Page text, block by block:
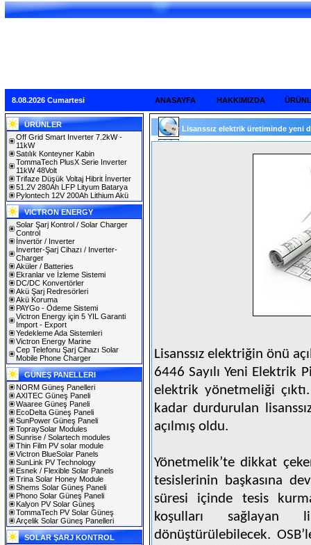
8.08.2026 Cumartesi ANASAYFA HAKKIMIZDA
ÜRÜNLER
Off Grid Smart Inverter 7.2kW -
11kW
Satılık Konteyner Kabin
TommaTech PlusX Serie Inverter
11kW 48Volt
Trifaze Düşük Voltaj Hibrit İnverter
51.2V 280Ah LFP Lityum Batarya
Pylontech 12V 200Ah Lithium Akü
VICTRON ENERGY
Solar Şarj Kontrol / Solar Charger
Control
İnvertör / Inverter
İnverter-Şarj Cihazı / Inverter-
Charger
Aküler / Batteries
Ekranlar ve İzleme Sistemi
DC/DC Konvertörler
Akü Şarj Redresörleri
Akü Koruma
PAYGo - Ödeme Sistemi
Victron Energy için 5 YIL Garanti
Import - Export
Yedekleme Ada Sistemleri
Victron Energy Marine
Cep Telefonu Şarj Cihazı Solar
Mobile Phone Charger
GÜNEŞ PANELLERI
NORM Güneş Panelleri
AXITEC Güneş Paneli
Waaree Güneş Paneli
EcoDelta Güneş Paneli
SunPower Güneş Paneli
TopraySolar Modules
Sunrise / Solartech modules
Thin Film PV solar module
Victron BlueSolar Panels
SunLink PV Technology
Esnek / Flexible Solar Panels
Trina Solar Honey Module
Shems Solar Güneş Paneli
Phono Solar Güneş Paneli
Kalyon PV Solar Güneş
TommaTech PV Solar Güneş
Arçelik Solar Güneş Panelleri
SOLAR ŞARJ KONTROL
Lisanssız elektrik üretiminde yeni
Lisanssız elektriğin önü
6446 Sayılı Yeni Elektrik
elektrik yönetmeliği
kadar durdurulan
açılmış oldu.
Yönetmelik’te dikkat
tesislerinin başkasına
süresi içinde tesis
koşulları sağlayan
dönüştürülebilecek.